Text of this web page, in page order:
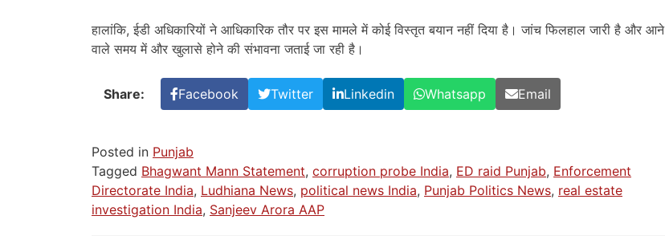
हालांकि, ईडी अधिकारियों ने आधिकारिक तौर पर इस मामले में कोई विस्तृत बयान नहीं दिया है। जांच फिलहाल जारी है और आने
वाले समय में और खुलासे होने की संभावना जताई जा रही है।
Share: Facebook Twitter Linkedin Whatsapp Email
Posted in Punjab
Tagged Bhagwant Mann Statement, corruption probe India, ED raid Punjab, Enforcement
Directorate India, Ludhiana News, political news India, Punjab Politics News, real estate
investigation India, Sanjeev Arora AAP